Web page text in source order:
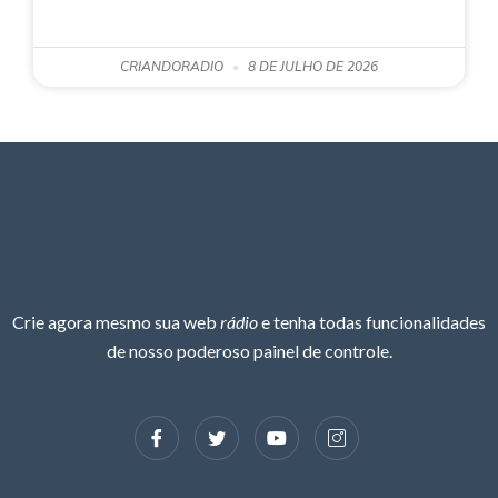
CRIANDORADIO 8 DE JULHO DE 2026
Crie agora mesmo sua web rádioe tenha todas funcionalidades
de nosso poderoso painel de controle.